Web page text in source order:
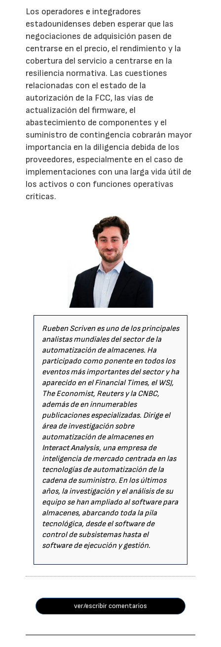
Los operadores e integradores
estadounidenses deben esperar que las
negociaciones de adquisición pasen de
centrarse en el precio, el rendimiento y la
cobertura del servicio a centrarse en la
resiliencia normativa. Las cuestiones
relacionadas con el estado de la
autorización de la FCC, las vías de
actualización del firmware, el
abastecimiento de componentes y el
suministro de contingencia cobrarán mayor
importancia en la diligencia debida de los
proveedores, especialmente en el caso de
implementaciones con una larga vida útil de
los activos o con funciones operativas
críticas.
Rueben Scriven es uno de los principales
analistas mundiales del sector de la
automatización de almacenes. Ha
participado como ponente en todos los
eventos más importantes del sector y ha
aparecido en el Financial Times, el WSJ,
The Economist, Reuters y la CNBC,
además de en innumerables
publicaciones especializadas. Dirige el
área de investigación sobre
automatización de almacenes en
Interact Analysis, una empresa de
inteligencia de mercado centrada en las
tecnologías de automatización de la
cadena de suministro. En los últimos
años, la investigación y el análisis de su
equipo se han ampliado al software para
almacenes, abarcando toda la pila
tecnológica, desde el software de
control de subsistemas hasta el
software de ejecución y gestión.
ver/escribir comentarios